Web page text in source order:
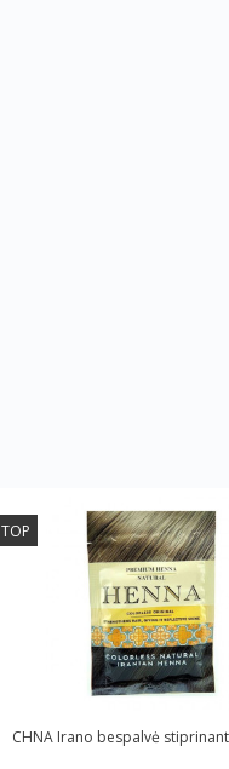
TOP
CHNA Irano bespalvė